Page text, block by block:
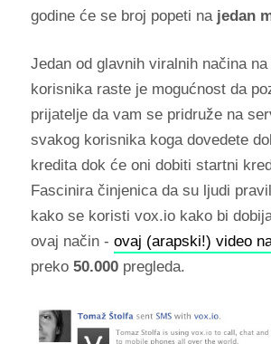
godine će se broj popeti na jedan
Jedan od glavnih viralnih načina
korisnika raste je mogućnost da
prijatelje da vam se pridruže na
svakog korisnika koga dovedete
kredita dok će oni dobiti startni
Fascinira činjenica da su ljudi
kako se koristi vox.io kako bi
ovaj način - ovaj (arapski!) video
preko 50.000pregleda.